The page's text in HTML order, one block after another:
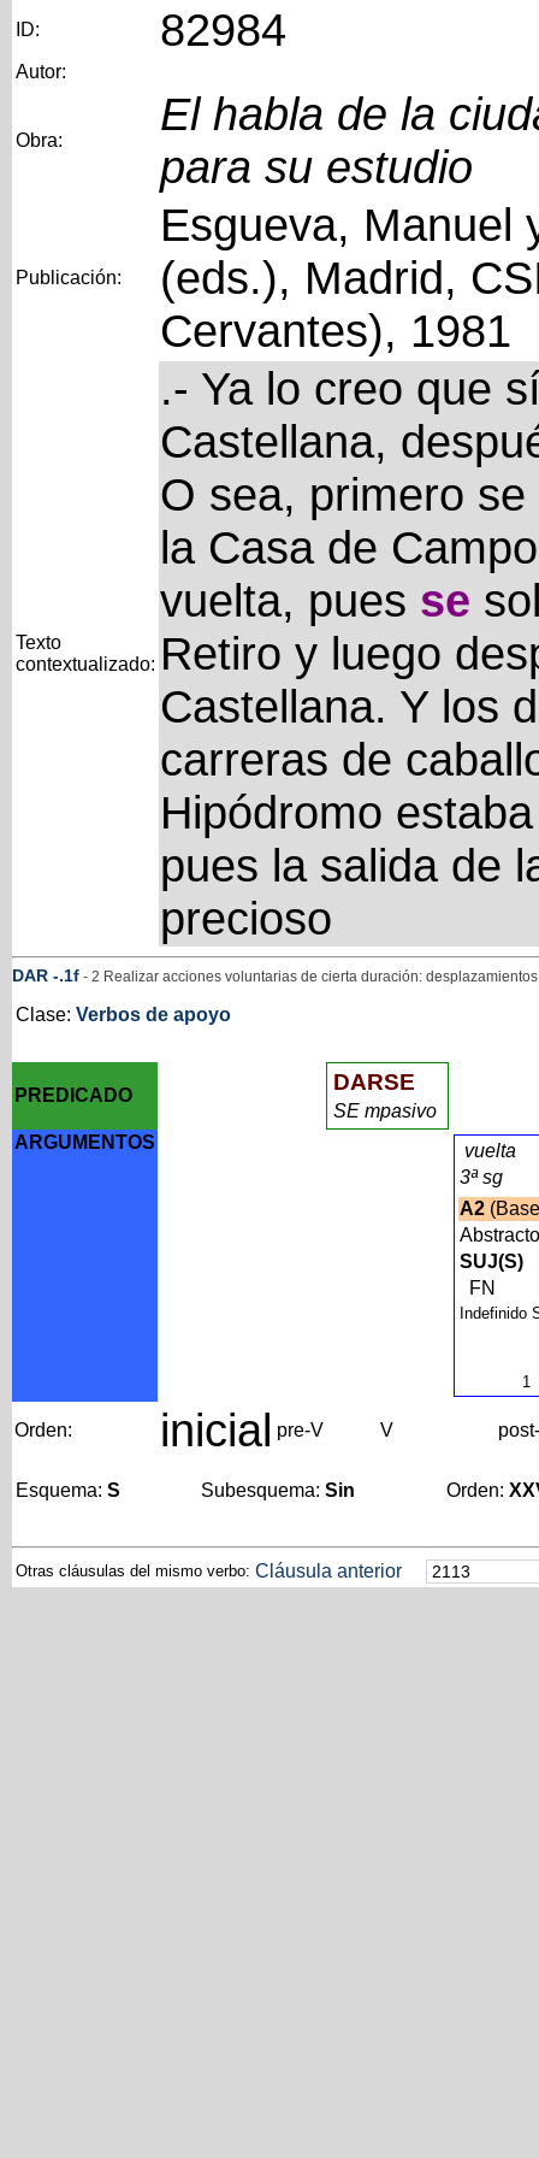
ID: 82984
Autor:
Obra:
El habla de la
para su estudio
Publicación:
Esgueva, Manuel
(eds.), Madrid,
Cervantes), 1981
Texto
contextualizado:
.- Ya lo creo que
Castellana,
O sea, primero
la Casa de
vuelta, pues se
Retiro y luego
Castellana. Y los
carreras de
Hipódromo
pues la salida de
precioso
DAR -.1f- 2 Realizar acciones voluntarias de cierta duración: desplazamientos
Clase: Verbos de apoyo
PREDICADO
DARSE
SE mpasivo
ARGUMENTOS
vuelta
3ª sg
A2
SUJ(S)
FN
Indefinido
1
Orden: inicial pre-V V
Esquema: S Subesquema: Sin Orden:
Otras cláusulas del mismo verbo: Cláusula anterior